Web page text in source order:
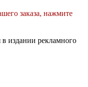
заказа, нажмите
издании рекламного